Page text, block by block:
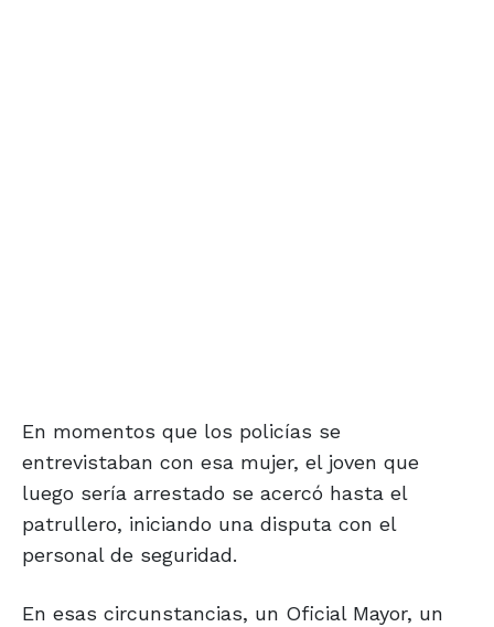
En momentos que los policías se
entrevistaban con esa mujer, el joven que
luego sería arrestado se acercó hasta el
patrullero, iniciando una disputa con el
personal de seguridad.
En esas circunstancias, un Oficial Mayor, un